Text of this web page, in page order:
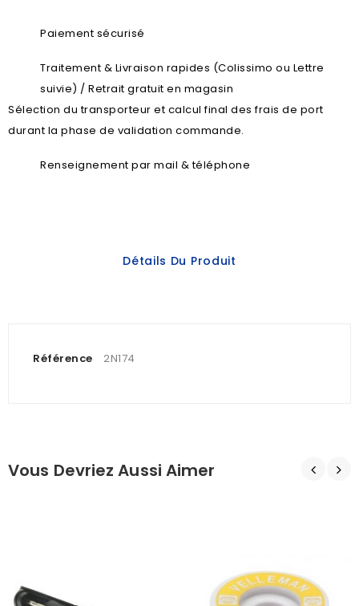
Paiement sécurisé
Traitement & Livraison rapides (Colissimo ou Lettre
suivie) / Retrait gratuit en magasin
Sélection du transporteur et calcul final des frais de port
durant la phase de validation commande.
Renseignement par mail & téléphone
Détails Du Produit
Référence 2N174
Vous Devriez Aussi Aimer